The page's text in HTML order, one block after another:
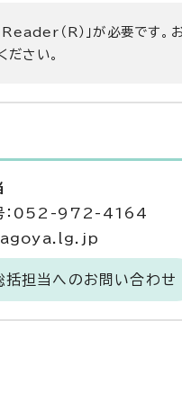
（R）」が必要です。
ださい。
：052-972-4164
担当へのお問い合わせ